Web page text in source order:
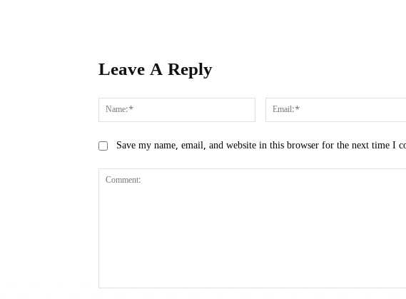
Leave A Reply
Name:*
Save my name, email, and website in this browser for the next time I